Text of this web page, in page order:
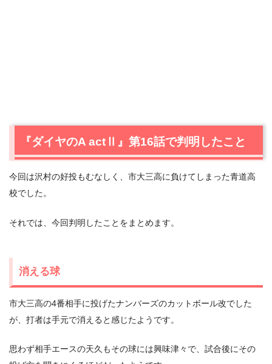
『ダイヤのA actⅡ』第16話で判明したこと
今回は沢村の好投もむなしく、市大三高に負けてしまった青道高
校でした。
それでは、今回判明したことをまとめます。
消える球
市大三高の4番相手に投げたナンバーズのカットボール改でした
が、打者は手元で消えると感じたようです。
思わず相手エースの天久もその球には興味津々で、試合後にその